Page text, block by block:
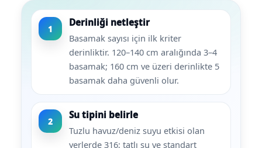
1
Derinliği netleştir
Basamak sayısı için ilk kriter
derinliktir. 120–140 cm aralığında 3–4
basamak; 160 cm ve üzeri derinlikte 5
basamak daha güvenli olur.
2
Su tipini belirle
Tuzlu havuz/deniz suyu etkisi olan
yerlerde 316; tatlı su ve standart